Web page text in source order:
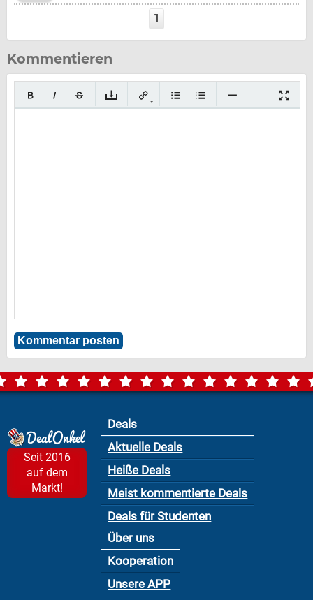
1
Kommentieren
Seit 2016
auf dem
Markt!
Deals
Aktuelle Deals
Heiße Deals
Meist kommentierte Deals
Deals für Studenten
Über uns
Kooperation
Unsere APP